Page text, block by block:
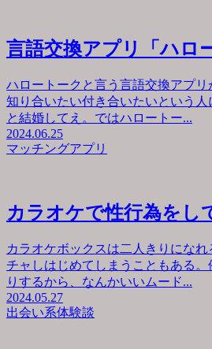
言語交換アプリ「ハロ
ハロートークと言う言語交換アプ
知り合いたい付き合いたいという
と結婚してえ。ではハロートー...
2024.06.25
マッチングアプリ
カラオケで性行為をし
カラオケボックスは二人きりにな
チャしはじめてしまうこともある
りするから、なんかいいムード...
2024.05.27
出会い系体験談